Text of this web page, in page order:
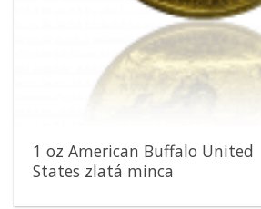
1 oz American Buffalo United
States zlatá minca